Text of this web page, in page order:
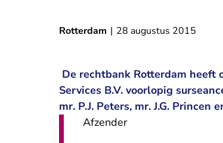
Rotterdam | 28 augustus 2015
De rechtbank Rotterdam heeft
Services B.V. voorlopig
mr. P.J. Peters, mr. J.G. Princen
Afzender